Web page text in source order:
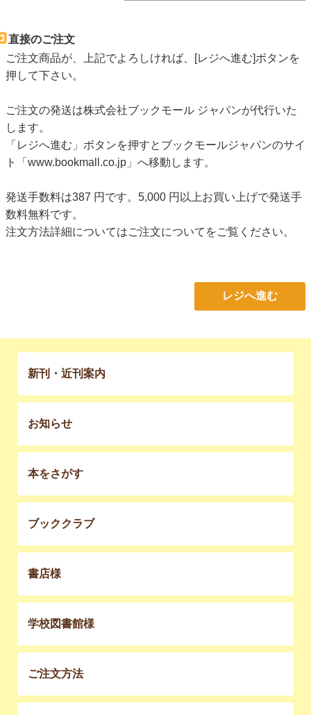
直接のご注文
ご注文商品が、上記でよろしければ、[レジへ進む]ボタンを
押して下さい。
ご注文の発送は株式会社ブックモール ジャパンが代行いた
します。
「レジへ進む」ボタンを押すとブックモールジャパンのサイ
ト「www.bookmall.co.jp」へ移動します。
発送手数料は387 円です。5,000 円以上お買い上げで発送手
数料無料です。
注文方法詳細についてはご注文について をご覧ください。
レジへ進む
新刊・近刊案内
お知らせ
本をさがす
ブッククラブ
書店様
学校図書館様
ご注文方法